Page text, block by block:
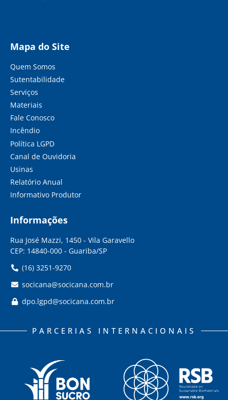
Mapa do Site
Quem Somos
Sutentabilidade
Serviços
Materiais
Fale Conosco
Incêndio
Política LGPD
Canal de Ouvidoria
Usinas
Relatório Anual
Informativo Produtor
Informações
Rua José Mazzi, 1450 - Vila Garavello
CEP: 14840-000 - Guariba/SP
(16) 3251-9270
socicana@socicana.com.br
dpo.lgpd@socicana.com.br
PARCERIAS INTERNACIONAIS